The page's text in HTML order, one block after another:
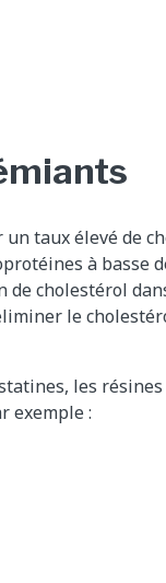
taux élevé de
à basse
cholestérol
le
les résines
exemple :